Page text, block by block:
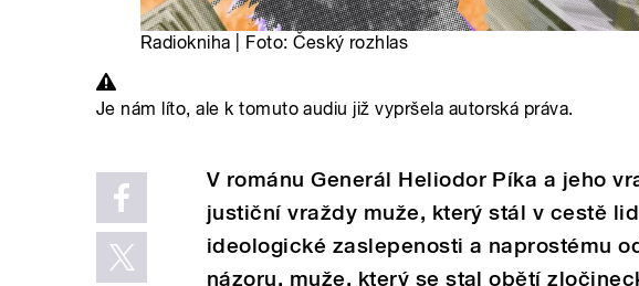
Radiokniha | Foto: Český rozhlas
Je nám líto, ale k tomuto audiu již vypršela autorská práva.
V románu Generál Heliodor Píka a jeho
justiční vraždy muže, který stál v cestě
ideologické zaslepenosti a naprostému
názoru, muže, který se stal obětí